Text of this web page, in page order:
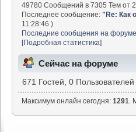
49780 Сообщений в 7305 Тем от
Последнее сообщение:"Re: Как
11:28:46 )
Последние сообщения на форуме.
[Подробная статистика]
Сейчас на форуме
671 Гостей, 0 Пользователей
Максимум онлайн сегодня:1291.